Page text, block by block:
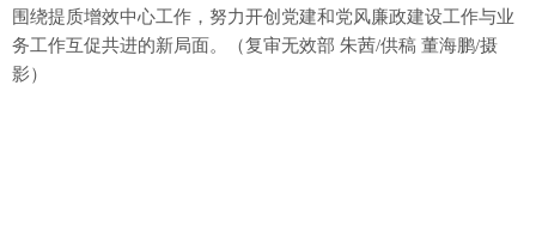
围绕提质增效中心工作，努力开创党建和党风廉政建设工作与业
务工作互促共进的新局面。（复审无效部 朱茜/供稿 董海鹏/摄
影）